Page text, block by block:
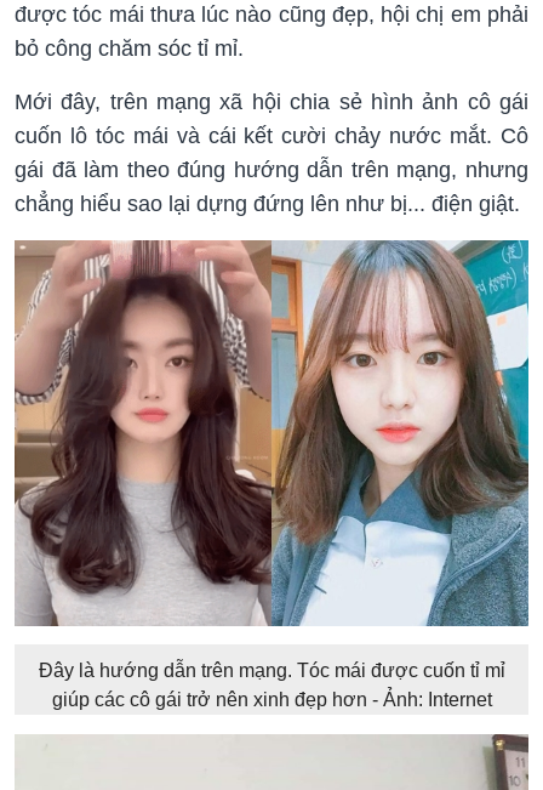
được tóc mái thưa lúc nào cũng đẹp, hội chị em phải
bỏ công chăm sóc tỉ mỉ.
Mới đây, trên mạng xã hội chia sẻ hình ảnh cô gái
cuốn lô tóc mái và cái kết cười chảy nước mắt. Cô
gái đã làm theo đúng hướng dẫn trên mạng, nhưng
chẳng hiểu sao lại dựng đứng lên như bị... điện giật.
Đây là hướng dẫn trên mạng. Tóc mái được cuốn tỉ mỉ
giúp các cô gái trở nên xinh đẹp hơn - Ảnh: Internet